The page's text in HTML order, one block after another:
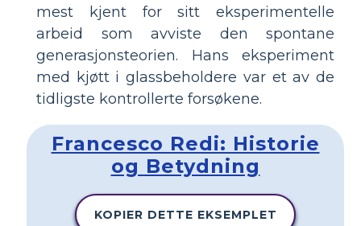
mest kjent for sitt eksperimentelle
arbeid som avviste den spontane
generasjonsteorien. Hans eksperiment
med kjøtt i glassbeholdere var et av de
tidligste kontrollerte forsøkene.
Francesco Redi: Historie
og Betydning
KOPIER DETTE EKSEMPLET